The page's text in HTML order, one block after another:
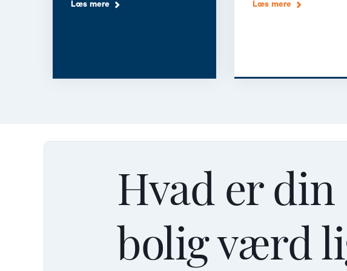
Læs mere Læs mere
Hvad er din
bolig værd